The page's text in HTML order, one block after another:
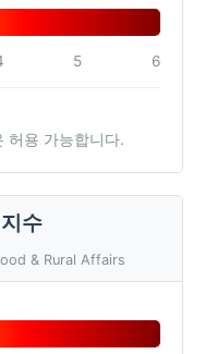
5 6
허용 가능합니다.
수
& Rural Affairs